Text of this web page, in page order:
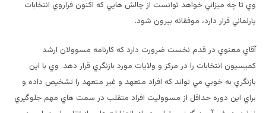
وي تا چه ميزاني خواهد توانست از چالش هايي كه اكنون فراروي انتخابات
پارلماني قرار دارد، موفقانه بيرون شود.
آقاي معنوي در قدم نخست ضرورت دارد كه كارنامه مسوولان ارشد
كميسيون انتخابات را در مركز و ولايات مورد بازنگري قرار دهد. وي با اين
بازنگري به خوبي مي تواند كه افراد متعهد و غير متعهد را تشخيص داده و
براي اين دوره حداقل از مسووليت افراد متقلب در سمت هاي مهم جلوگيري